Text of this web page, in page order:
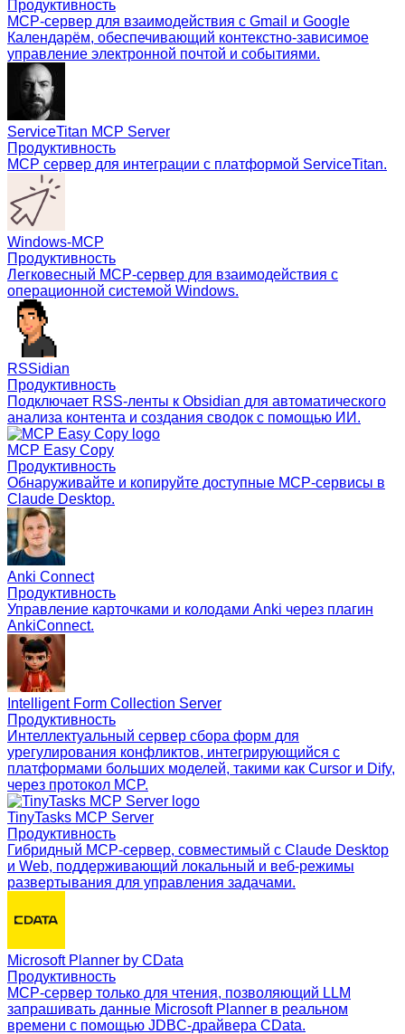
Продуктивность
MCP-сервер для взаимодействия с Gmail и Google
Календарём, обеспечивающий контекстно-зависимое
управление электронной почтой и событиями.
ServiceTitan MCP Server
Продуктивность
MCP сервер для интеграции с платформой ServiceTitan.
Windows-MCP
Продуктивность
Легковесный MCP-сервер для взаимодействия с
операционной системой Windows.
RSSidian
Продуктивность
Подключает RSS-ленты к Obsidian для автоматического
анализа контента и создания сводок с помощью ИИ.
MCP Easy Copy
Продуктивность
Обнаруживайте и копируйте доступные MCP-сервисы в
Claude Desktop.
Anki Connect
Продуктивность
Управление карточками и колодами Anki через плагин
AnkiConnect.
Intelligent Form Collection Server
Продуктивность
Интеллектуальный сервер сбора форм для
урегулирования конфликтов, интегрирующийся с
платформами больших моделей, такими как Cursor и Dify,
через протокол MCP.
TinyTasks MCP Server
Продуктивность
Гибридный MCP-сервер, совместимый с Claude Desktop
и Web, поддерживающий локальный и веб-режимы
развертывания для управления задачами.
Microsoft Planner by CData
Продуктивность
MCP-сервер только для чтения, позволяющий LLM
запрашивать данные Microsoft Planner в реальном
времени с помощью JDBC-драйвера CData.